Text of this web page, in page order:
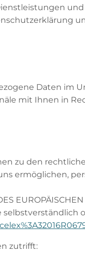
Daten im
mit Ihnen in
zu den
ermöglichen,
EUROPÄISCHEN
selbstverständlich
zutrifft: